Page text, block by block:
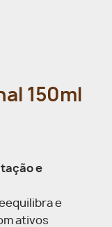
150ml
e
e
ativos